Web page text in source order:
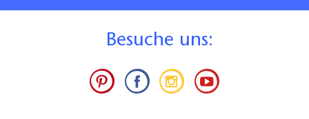
Besuche uns: